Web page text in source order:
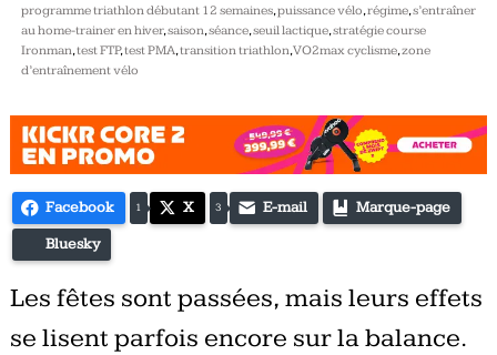
programme triathlon débutant 12 semaines,puissance vélo,régime,s’entraîner
au home-trainer en hiver,saison,séance,seuil lactique,stratégie course
Ironman,test FTP,test PMA,transition triathlon,VO2max cyclisme,zone
d’entraînement vélo
Facebook 1 X 3 E-mail Marque-page
Bluesky
Les fêtes sont passées, mais leurs effets
se lisent parfois encore sur la balance.